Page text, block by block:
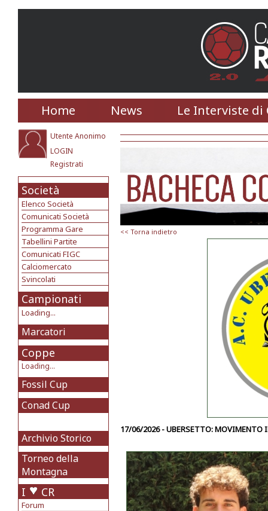
Home News Le Interviste di
Utente Anonimo
LOGIN
Registrati
Società
Elenco Società
Comunicati Società
Programma Gare
Tabellini Partite
Comunicati FIGC
Calciomercato
Svincolati
Campionati
Loading...
Marcatori
Coppe
Loading...
Fossil Cup
Conad Cup
Archivio Storico
Torneo della
Montagna
I CR
Forum
<< Torna indietro
17/06/2026 - UBERSETTO: MOVIMENTO